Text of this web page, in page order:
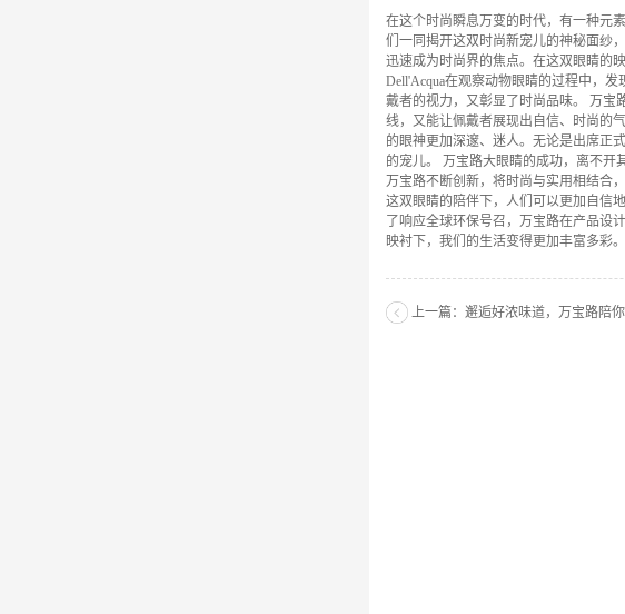
在这个时尚瞬息万变的时代，有一种元
们一同揭开这双时尚新宠儿的神秘面纱
迅速成为时尚界的焦点。在这双眼睛的
Dell'Acqua在观察动物眼睛的过程中，
戴者的视力，又彰显了时尚品味。 万宝
线，又能让佩戴者展现出自信、时尚的
的眼神更加深邃、迷人。无论是出席正
的宠儿。 万宝路大眼睛的成功，离不开
万宝路不断创新，将时尚与实用相结合
这双眼睛的陪伴下，人们可以更加自信
了响应全球环保号召，万宝路在产品设
映衬下，我们的生活变得更加丰富多彩
上一篇： 邂逅好浓味道，万宝路陪